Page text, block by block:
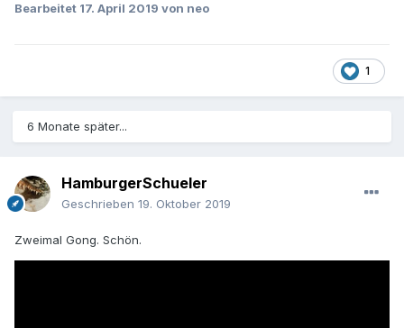
Bearbeitet 17. April 2019 von neo
1
6 Monate später...
HamburgerSchueler
Geschrieben 19. Oktober 2019
Zweimal Gong. Schön.